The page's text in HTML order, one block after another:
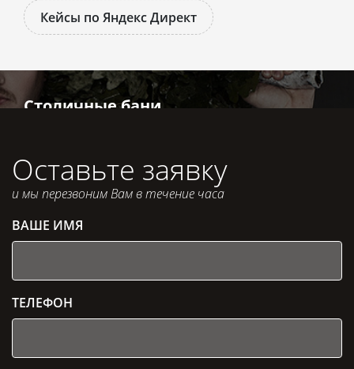
Кейсы по Яндекс Директ
Столичные бани
Оставьте заявку
и мы перезвоним Вам в течение часа
ВАШЕ ИМЯ
ТЕЛЕФОН